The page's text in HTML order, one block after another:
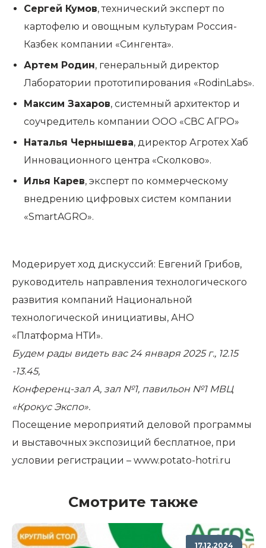
Сергей Кумов, технический эксперт по
картофелю и овощным культурам Россия-
Казбек компании «Сингента».
Артем Родин, генеральный директор
Лаборатории прототипирования «RodinLabs».
Максим Захаров, системный архитектор и
соучредитель компании ООО «СВС АГРО»
Наталья Чернышева, директор Агротех Хаб
Инновационного центра «Сколково».
Илья Карев, эксперт по коммерческому
внедрению цифровых систем компании
«SmartAGRO».
Модерирует ход дискуссий: Евгений Грибов,
руководитель направления технологического
развития компаний Национальной
технологической инициативы, АНО
«Платформа НТИ».
Будем рады видеть вас 24 января 2025 г., 12.15
-13.45,
Конференц-зал А, зал №1, павильон №1 МВЦ
«Крокус Экспо».
Посещение мероприятий деловой программы
и выставочных экспозиций бесплатное, при
условии регистрации – www.potato-hotri.ru
Смотрите также
17.12.2024